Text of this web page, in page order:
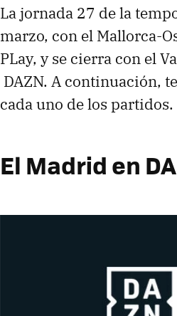
La jornada 27 de la
marzo, con el Mallorca-
PLay, y se cierra con el
DAZN. A continuación,
cada uno de los partidos.
El Madrid en